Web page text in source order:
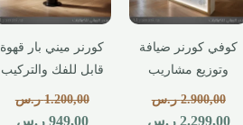
كوفي كورنر ضيافة
وتوزيع مشاريب
2.900,00 ر.س
2.299,00 ر.س
كورنر ميني بار قهوة
قابل للفك والتركيب
1.200,00 ر.س
949,00 ر.س